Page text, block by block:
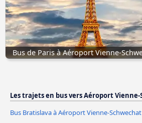
Bus de Paris à Aéroport Vienne-
Les trajets en bus vers Aéroport
Bus Bratislava à Aéroport Vienne-Schwechat